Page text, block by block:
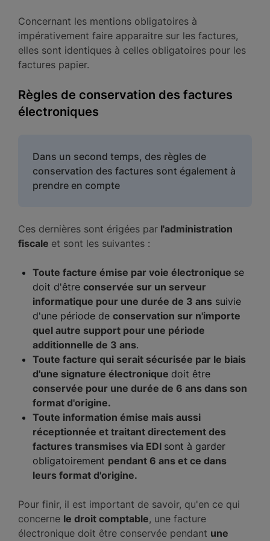
Concernant les mentions obligatoires à
impérativement faire apparaitre sur les factures,
elles sont identiques à celles obligatoires pour les
factures papier.
Règles de conservation des factures
électroniques
Dans un second temps, des règles de
conservation des factures sont également à
prendre en compte
Ces dernières sont érigées par l'administration
fiscale et sont les suivantes :
Toute facture émise par voie électronique se
doit d'être conservée sur un serveur
informatique pour une durée de 3 ans suivie
d'une période de conservation sur n'importe
quel autre support pour une période
additionnelle de 3 ans.
Toute facture qui serait sécurisée par le biais
d'une signature électronique doit être
conservée pour une durée de 6 ans dans son
format d'origine.
Toute information émise mais aussi
réceptionnée et traitant directement des
factures transmises via EDI sont à garder
obligatoirement pendant 6 ans et ce dans
leurs format d'origine.
Pour finir, il est important de savoir, qu'en ce qui
concerne le droit comptable, une facture
électronique doit être conservée pendant une